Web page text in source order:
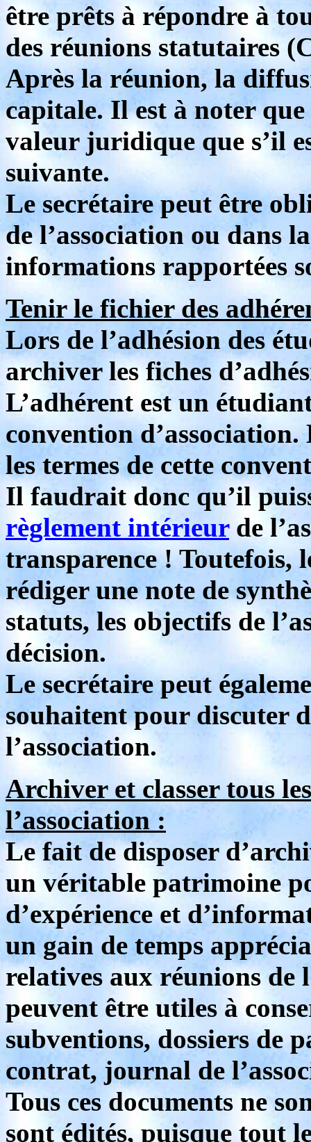
être prêts à répondre à
des réunions statutaires
Après la réunion, la
capitale. Il est à noter
valeur juridique que s’il
suivante.
Le secrétaire peut être
de l’association ou dans
informations rapportées
Tenir le fichier des
Lors de l’adhésion des
archiver les fiches
L’adhérent est un
convention
les termes de cette
Il faudrait donc qu’il
règlement intérieurde
transparence ! Toutefois,
rédiger une note de
statuts, les objectifs de
décision.
Le secrétaire peut
souhaitent pour discuter
l’association.
Archiver et classer tous
l’association :
Le fait de disposer
un véritable patrimoine
d’expérience et
un gain de temps
relatives aux réunions de
peuvent être utiles à
subventions, dossiers de
contrat, journal de
Tous ces documents ne
sont édités, puisque tout